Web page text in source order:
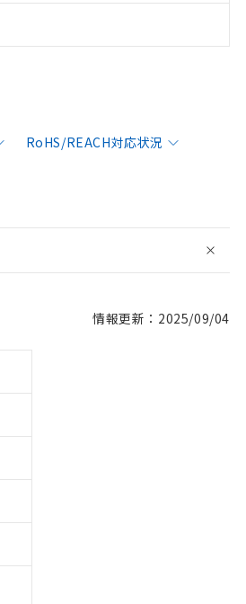
RoHS/REACH対応状況
情報更新：2025/09/04